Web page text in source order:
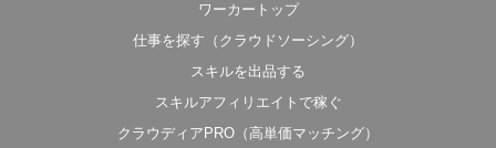
ワーカートップ
仕事を探す（クラウドソーシング）
スキルを出品する
スキルアフィリエイトで稼ぐ
クラウディアPRO（高単価マッチング）